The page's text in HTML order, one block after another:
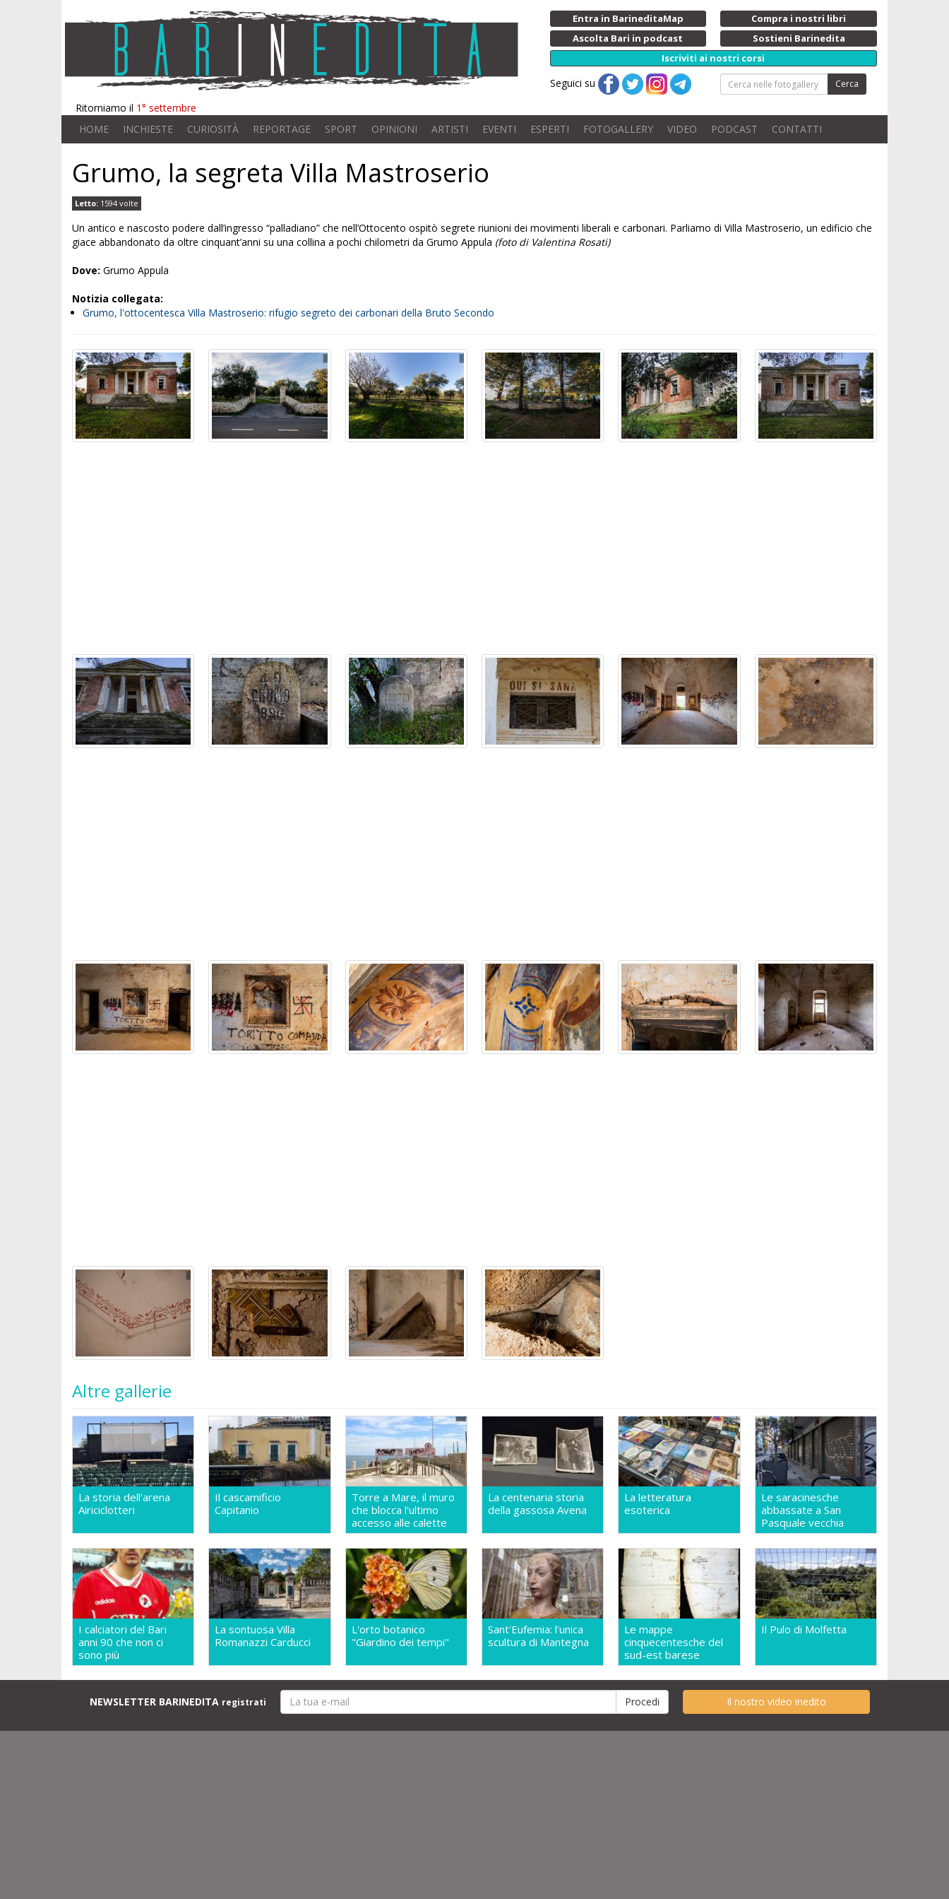
Ritorniamo il 1° settembre
Entra in BarineditaMap
Compra i nostri libri
Ascolta Bari in podcast
Sostieni Barinedita
Iscriviti ai nostri corsi
Seguici su Cerca
HOME INCHIESTE CURIOSITÀ REPORTAGE SPORT OPINIONI ARTISTI EVENTI ESPERTI FOTOGALLERY VIDEO PODCAST CONTATTI
Grumo, la segreta Villa Mastroserio
Letto: 1594 volte
Un antico e nascosto podere dall’ingresso “palladiano” che nell’Ottocento ospitò segrete riunioni dei movimenti liberali e carbonari. Parliamo di Villa Mastroserio, un edificio che
giace abbandonato da oltre cinquant’anni su una collina a pochi chilometri da Grumo Appula (foto di Valentina Rosati)
Dove: Grumo Appula
Notizia collegata:
Grumo, l'ottocentesca Villa Mastroserio: rifugio segreto dei carbonari della Bruto Secondo
Altre gallerie
La storia dell'arena
Airiciclotteri
Il cascamificio
Capitanio
Torre a Mare, il muro
che blocca l'ultimo
accesso alle calette
La centenaria storia
della gassosa Avena
La letteratura
esoterica
Le saracinesche
abbassate a San
Pasquale vecchia
I calciatori del Bari
anni 90 che non ci
sono più
La sontuosa Villa
Romanazzi Carducci
L'orto botanico
"Giardino dei tempi"
Sant'Eufemia: l'unica
scultura di Mantegna
Le mappe
cinquecentesche del
sud-est barese
Il Pulo di Molfetta
NEWSLETTER BARINEDITA registrati Il nostro video inedito